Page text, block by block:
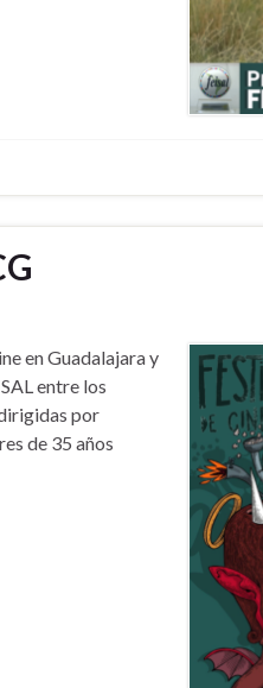
en Guadalajara y
entre los
por
de 35 años